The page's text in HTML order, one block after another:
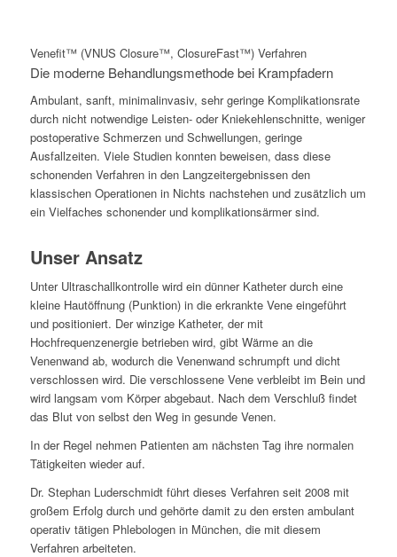
Venefit™ (VNUS Closure™, ClosureFast™) Verfahren
Die moderne Behandlungsmethode bei Krampfadern
Ambulant, sanft, minimalinvasiv, sehr geringe Komplikationsrate
durch nicht notwendige Leisten- oder Kniekehlenschnitte, weniger
postoperative Schmerzen und Schwellungen, geringe
Ausfallzeiten. Viele Studien konnten beweisen, dass diese
schonenden Verfahren in den Langzeitergebnissen den
klassischen Operationen in Nichts nachstehen und zusätzlich um
ein Vielfaches schonender und komplikationsärmer sind.
Unser Ansatz
Unter Ultraschallkontrolle wird ein dünner Katheter durch eine
kleine Hautöffnung (Punktion) in die erkrankte Vene eingeführt
und positioniert. Der winzige Katheter, der mit
Hochfrequenzenergie betrieben wird, gibt Wärme an die
Venenwand ab, wodurch die Venenwand schrumpft und dicht
verschlossen wird. Die verschlossene Vene verbleibt im Bein und
wird langsam vom Körper abgebaut. Nach dem Verschluß findet
das Blut von selbst den Weg in gesunde Venen.
In der Regel nehmen Patienten am nächsten Tag ihre normalen
Tätigkeiten wieder auf.
Dr. Stephan Luderschmidt führt dieses Verfahren seit 2008 mit
großem Erfolg durch und gehörte damit zu den ersten ambulant
operativ tätigen Phlebologen in München, die mit diesem
Verfahren arbeiteten.